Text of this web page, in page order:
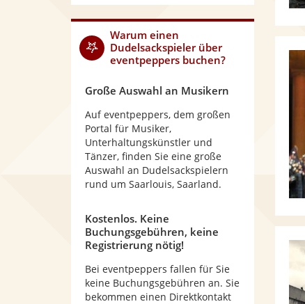
Warum einen
Dudelsackspielerüber
eventpeppers buchen?
Große Auswahl an Musikern
Auf eventpeppers, dem großen
Portal für Musiker,
Unterhaltungskünstler und
Tänzer, finden Sie eine große
Auswahl an Dudelsackspielern
rund um Saarlouis, Saarland.
Kostenlos. Keine
Buchungsgebühren, keine
Registrierung nötig!
Bei eventpeppers fallen für Sie
keine Buchungsgebühren an. Sie
bekommen einen Direktkontakt